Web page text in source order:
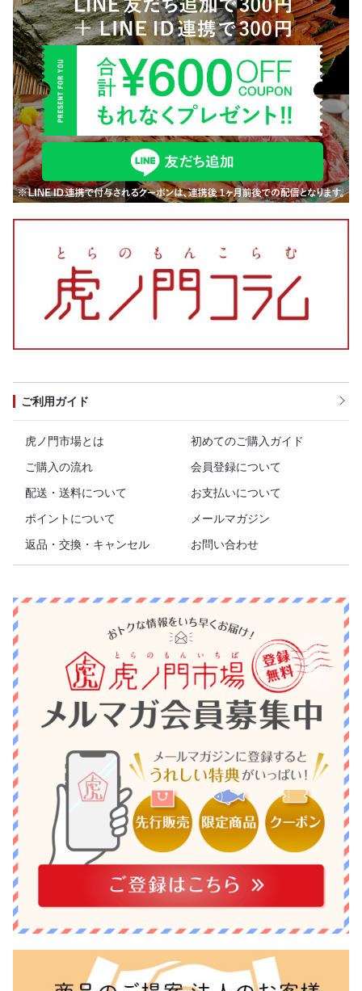
ご利用ガイド
虎ノ門市場とは
初めてのご購入ガイド
ご購入の流れ
会員登録について
配送・送料について
お支払いについて
ポイントについて
メールマガジン
返品・交換・キャンセル
お問い合わせ